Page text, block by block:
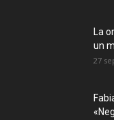
La
un
27